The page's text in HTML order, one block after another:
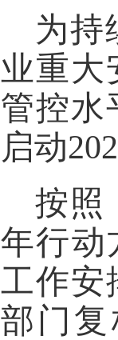
为持
业重大
管控水
启动
按照
年行动
工作安
部门